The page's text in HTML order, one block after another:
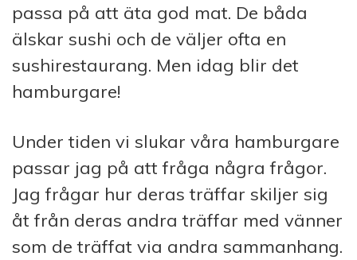
passa på att äta god mat. De båda
älskar sushi och de väljer ofta en
sushirestaurang. Men idag blir det
hamburgare!
Under tiden vi slukar våra hamburgare
passar jag på att fråga några frågor.
Jag frågar hur deras träffar skiljer sig
åt från deras andra träffar med vänner
som de träffat via andra sammanhang.